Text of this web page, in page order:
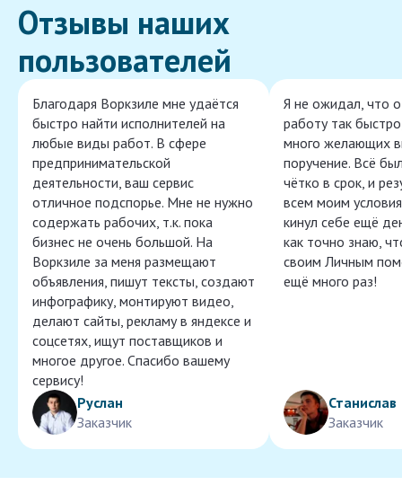
Отзывы наших
пользователей
Благодаря Воркзиле мне удаётся
быстро найти исполнителей на
любые виды работ. В сфере
предпринимательской
деятельности, ваш сервис
отличное подспорье. Мне не нужно
содержать рабочих, т.к. пока
бизнес не очень большой. На
Воркзиле за меня размещают
объявления, пишут тексты, создают
инфографику, монтируют видео,
делают сайты, рекламу в яндексе и
соцсетях, ищут поставщиков и
многое другое. Спасибо вашему
сервису!
Руслан
Заказчик
Я не ожидал, что
работу так
много желающих
поручение. Всё
чётко в срок, и
всем моим
кинул себе ещё
как точно знаю,
своим Личным
ещё много раз!
Станислав
Заказчик